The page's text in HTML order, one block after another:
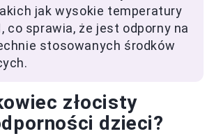
jak wysokie temperatury
co sprawia, że jest odporny na
stosowanych środków
złocisty
dzieci?